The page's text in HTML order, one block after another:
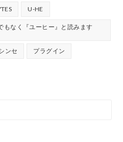
U-HE
もなく『ユーヒー』と読みます
ンセ プラグイン